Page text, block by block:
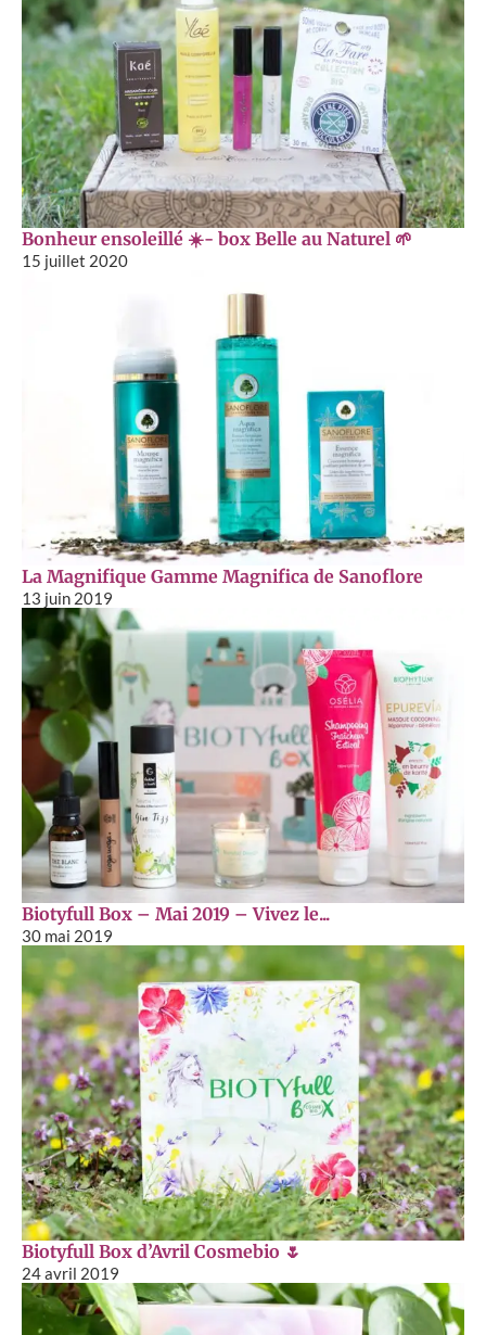
Bonheur ensoleillé ☀️- box Belle au Naturel 🌱
15 juillet 2020
La Magnifique Gamme Magnifica de Sanoflore
13 juin 2019
Biotyfull Box – Mai 2019 – Vivez le...
30 mai 2019
Biotyfull Box d’Avril Cosmebio 🌷
24 avril 2019